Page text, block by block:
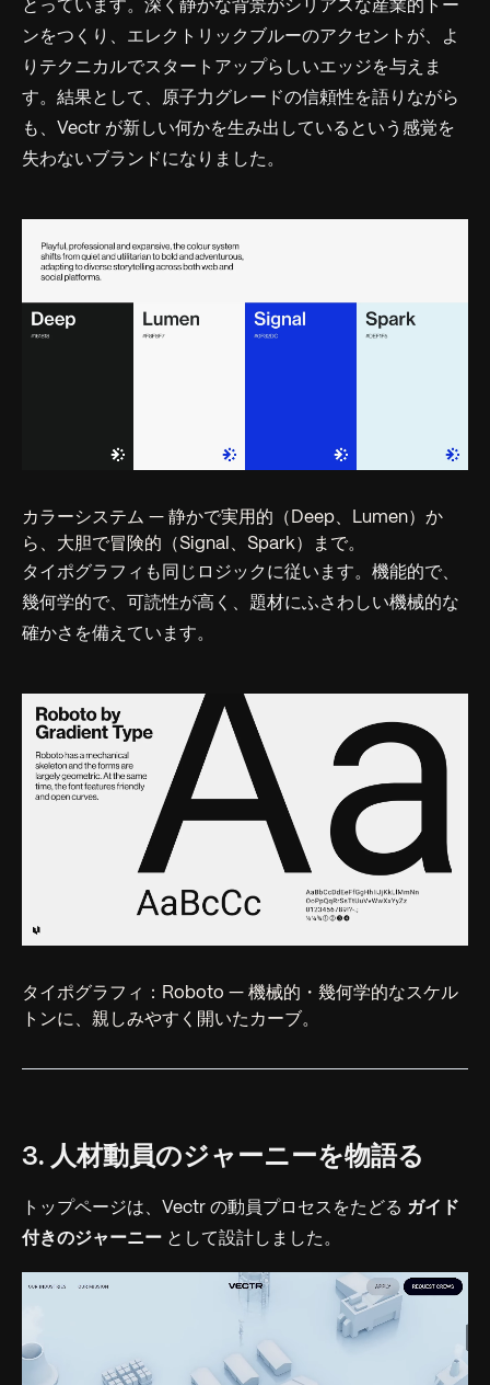
とっています。深く静かな背景がシリアスな産業的トー
ンをつくり、エレクトリックブルーのアクセントが、よ
りテクニカルでスタートアップらしいエッジを与えま
す。結果として、原子力グレードの信頼性を語りながら
も、Vectr が新しい何かを生み出しているという感覚を
失わないブランドになりました。
カラーシステム — 静かで実用的（Deep、Lumen）か
ら、大胆で冒険的（Signal、Spark）まで。
タイポグラフィも同じロジックに従います。機能的で、
幾何学的で、可読性が高く、題材にふさわしい機械的な
確かさを備えています。
タイポグラフィ：Roboto — 機械的・幾何学的なスケル
トンに、親しみやすく開いたカーブ。
3. 人材動員のジャーニーを物語る
トップページは、Vectr の動員プロセスをたどる ガイド
付きのジャーニー として設計しました。